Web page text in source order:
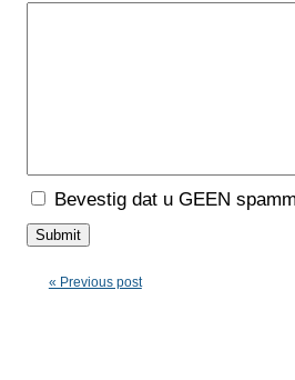
Bevestig dat u GEEN
« Previous post